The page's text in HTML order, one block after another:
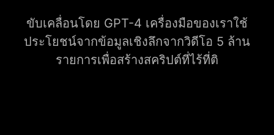
ขับเคลื่อนโดย GPT-4 เครื่องมือของเราใช้
ประโยชน์จากข้อมูลเชิงลึกจากวิดีโอ 5 ล้าน
รายการเพื่อสร้างสคริปต์ที่ไร้ที่ติ